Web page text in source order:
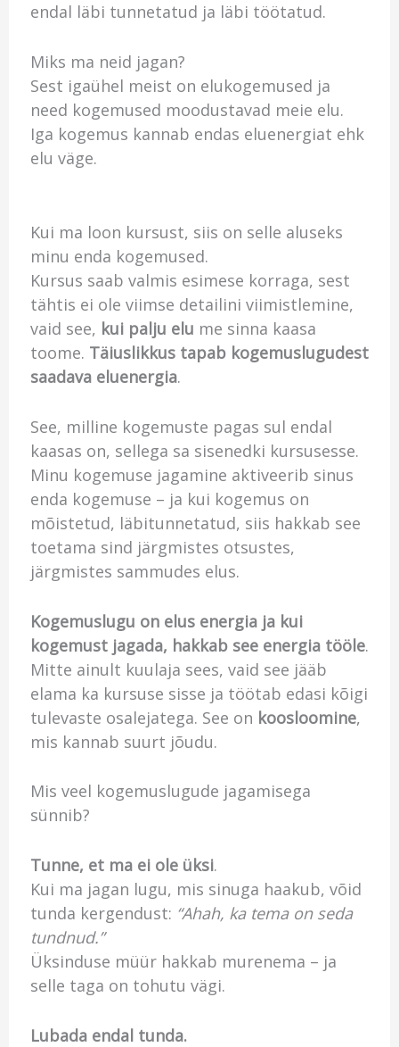
endal läbi tunnetatud ja läbi töötatud.
Miks ma neid jagan?
Sest igaühel meist on elukogemused ja
need kogemused moodustavad meie elu.
Iga kogemus kannab endas eluenergiat ehk
elu väge.
Kui ma loon kursust, siis on selle aluseks
minu enda kogemused.
Kursus saab valmis esimese korraga, sest
tähtis ei ole viimse detailini viimistlemine,
vaid see, kui palju elu me sinna kaasa
toome. Täiuslikkus tapab kogemuslugudest
saadava eluenergia.
See, milline kogemuste pagas sul endal
kaasas on, sellega sa sisenedki kursusesse.
Minu kogemuse jagamine aktiveerib sinus
enda kogemuse – ja kui kogemus on
mõistetud, läbitunnetatud, siis hakkab see
toetama sind järgmistes otsustes,
järgmistes sammudes elus.
Kogemuslugu on elus energia ja kui
kogemust jagada, hakkab see energia tööle.
Mitte ainult kuulaja sees, vaid see jääb
elama ka kursuse sisse ja töötab edasi kõigi
tulevaste osalejatega. See on koosloomine,
mis kannab suurt jõudu.
Mis veel kogemuslugude jagamisega
sünnib?
Tunne, et ma ei ole üksi.
Kui ma jagan lugu, mis sinuga haakub, võid
tunda kergendust: “Ahah, ka tema on seda
tundnud.”
Üksinduse müür hakkab murenema – ja
selle taga on tohutu vägi.
Lubada endal tunda.